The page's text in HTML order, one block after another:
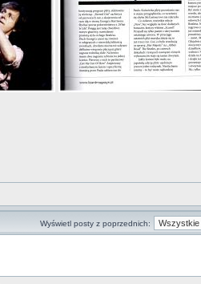
Wyświetl posty z poprzednich: